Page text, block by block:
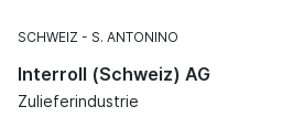
SCHWEIZ S. ANTONINO
Interroll (Schweiz) AG
Zulieferindustrie